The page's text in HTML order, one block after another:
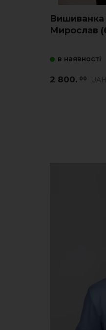
Вишиванка
Мирослав
в наявності
2 800. 00 UAH